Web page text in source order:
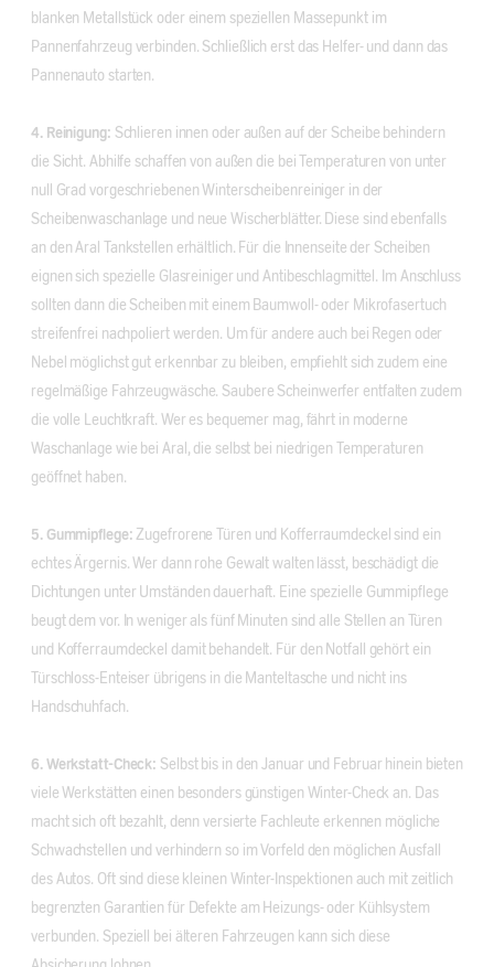
blanken Metallstück oder einem speziellen Massepunkt im
Pannenfahrzeug verbinden. Schließlich erst das Helfer- und dann das
Pannenauto starten.
4. Reinigung: Schlieren innen oder außen auf der Scheibe behindern
die Sicht. Abhilfe schaffen von außen die bei Temperaturen von unter
null Grad vorgeschriebenen Winterscheibenreiniger in der
Scheibenwaschanlage und neue Wischerblätter. Diese sind ebenfalls
an den Aral Tankstellen erhältlich. Für die Innenseite der Scheiben
eignen sich spezielle Glasreiniger und Antibeschlagmittel. Im Anschluss
sollten dann die Scheiben mit einem Baumwoll- oder Mikrofasertuch
streifenfrei nachpoliert werden. Um für andere auch bei Regen oder
Nebel möglichst gut erkennbar zu bleiben, empfiehlt sich zudem eine
regelmäßige Fahrzeugwäsche. Saubere Scheinwerfer entfalten zudem
die volle Leuchtkraft. Wer es bequemer mag, fährt in moderne
Waschanlage wie bei Aral, die selbst bei niedrigen Temperaturen
geöffnet haben.
5. Gummipflege: Zugefrorene Türen und Kofferraumdeckel sind ein
echtes Ärgernis. Wer dann rohe Gewalt walten lässt, beschädigt die
Dichtungen unter Umständen dauerhaft. Eine spezielle Gummipflege
beugt dem vor. In weniger als fünf Minuten sind alle Stellen an Türen
und Kofferraumdeckel damit behandelt. Für den Notfall gehört ein
Türschloss-Enteiser übrigens in die Manteltasche und nicht ins
Handschuhfach.
6. Werkstatt-Check: Selbst bis in den Januar und Februar hinein bieten
viele Werkstätten einen besonders günstigen Winter-Check an. Das
macht sich oft bezahlt, denn versierte Fachleute erkennen mögliche
Schwachstellen und verhindern so im Vorfeld den möglichen Ausfall
des Autos. Oft sind diese kleinen Winter-Inspektionen auch mit zeitlich
begrenzten Garantien für Defekte am Heizungs- oder Kühlsystem
verbunden. Speziell bei älteren Fahrzeugen kann sich diese